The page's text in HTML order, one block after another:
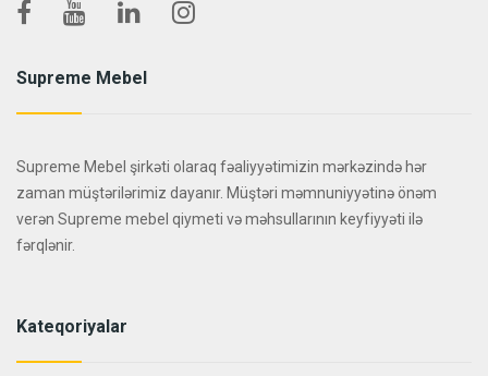
Supreme Mebel
Supreme Mebel şirkəti olaraq fəaliyyətimizin mərkəzində hər
zaman müştərilərimiz dayanır. Müştəri məmnuniyyətinə önəm
verən Supreme mebel qiymeti və məhsullarının keyfiyyəti ilə
fərqlənir.
Kateqoriyalar